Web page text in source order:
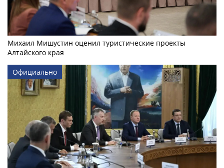
Михаил Мишустин оценил туристические проекты
Алтайского края
Официально